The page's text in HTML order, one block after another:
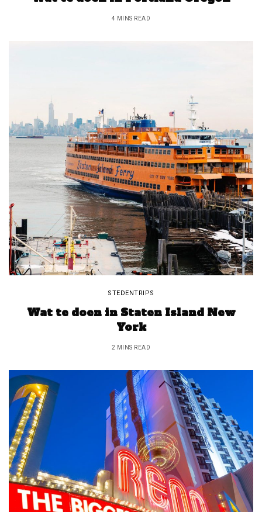
4 MINS READ
STEDENTRIPS
Wat te doen in Staten Island New
York
2 MINS READ